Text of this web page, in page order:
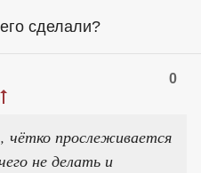
сделали?
0
чётко прослеживается
не делать и